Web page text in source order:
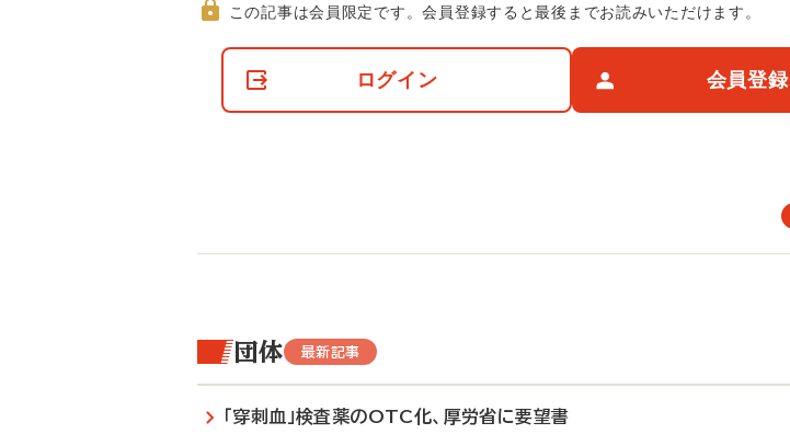
て
この記事は会員限定です。会員登録すると最後までお読みいただけます。
ログイン 会員登録
団体 最新記事
「穿刺血」検査薬のOTC化、厚労省に要望書